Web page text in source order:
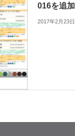
016を追加
2017年2月23日